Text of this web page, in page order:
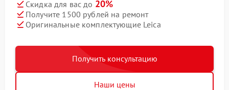
Скидка для вас до 20%
Получите 1500 рублей на ремонт
Оригинальные комплектующие Leica
Получить консультацию
Наши цены